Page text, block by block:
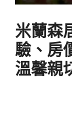
米蘭森
驗、房
溫馨親